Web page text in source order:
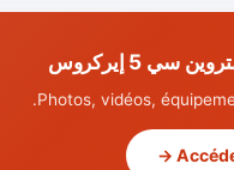
Photos, vidéos,